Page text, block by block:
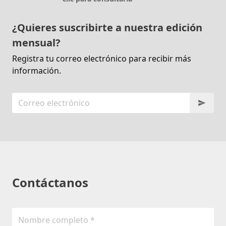
¿Quieres suscribirte a nuestra edición
mensual?
Registra tu correo electrónico para recibir más
información.
Contáctanos